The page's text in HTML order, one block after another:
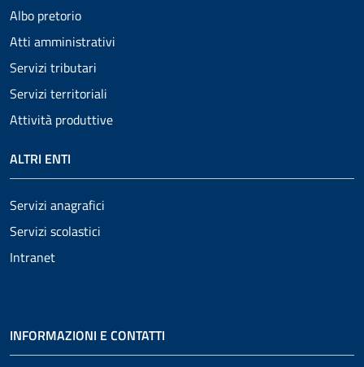
Albo pretorio
Atti amministrativi
Servizi tributari
Servizi territoriali
Attività produttive
ALTRI ENTI
Servizi anagrafici
Servizi scolastici
Intranet
INFORMAZIONI E CONTATTI